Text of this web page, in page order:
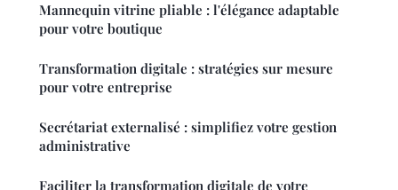
Mannequin vitrine pliable : l'élégance adaptable
pour votre boutique
Transformation digitale : stratégies sur mesure
pour votre entreprise
Secrétariat externalisé : simplifiez votre gestion
administrative
Faciliter la transformation digitale de votre